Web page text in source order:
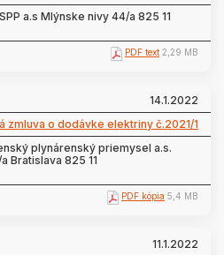
a.s Mlýnske nivy 44/a 825 11
PDF text 2,29 MB
14.1.2022
zmluva o dodávke elektriny č.2021/1
plynárenský priemysel a.s.
Bratislava 825 11
PDF kópia 5,4 MB
11.1.2022